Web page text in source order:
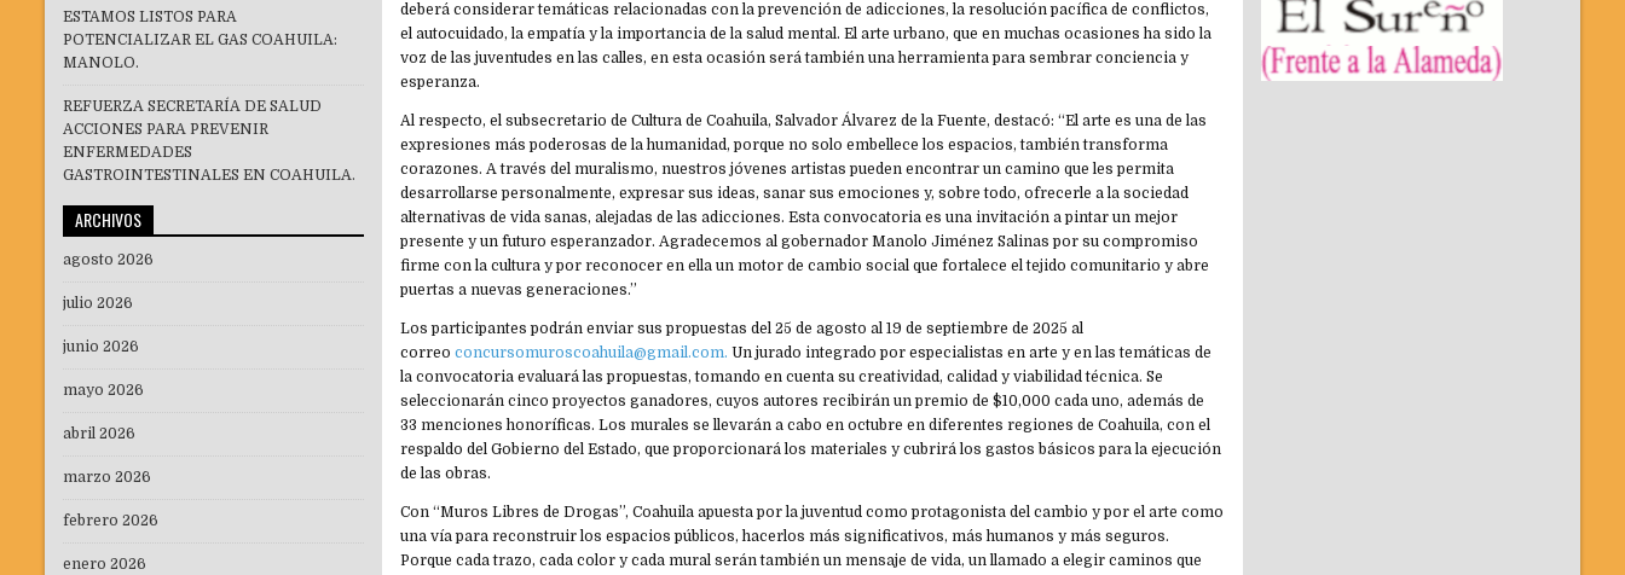
deberá considerar temáticas relacionadas con la prevención de adicciones, la resolución pacífica de conflictos,
el autocuidado, la empatía y la importancia de la salud mental. El arte urbano, que en muchas ocasiones ha sido la
voz de las juventudes en las calles, en esta ocasión será también una herramienta para sembrar conciencia y
esperanza.
Al respecto, el subsecretario de Cultura de Coahuila, Salvador Álvarez de la Fuente, destacó: “El arte es una de las
expresiones más poderosas de la humanidad, porque no solo embellece los espacios, también transforma
corazones. A través del muralismo, nuestros jóvenes artistas pueden encontrar un camino que les permita
desarrollarse personalmente, expresar sus ideas, sanar sus emociones y, sobre todo, ofrecerle a la sociedad
alternativas de vida sanas, alejadas de las adicciones. Esta convocatoria es una invitación a pintar un mejor
presente y un futuro esperanzador. Agradecemos al gobernador Manolo Jiménez Salinas por su compromiso
firme con la cultura y por reconocer en ella un motor de cambio social que fortalece el tejido comunitario y abre
puertas a nuevas generaciones.”
Los participantes podrán enviar sus propuestas del 25 de agosto al 19 de septiembre de 2025 al
correoconcursomuroscoahuila@gmail.com. Un jurado integrado por especialistas en arte y en las temáticas de
la convocatoria evaluará las propuestas, tomando en cuenta su creatividad, calidad y viabilidad técnica. Se
seleccionarán cinco proyectos ganadores, cuyos autores recibirán un premio de $10,000 cada uno, además de
33 menciones honoríficas. Los murales se llevarán a cabo en octubre en diferentes regiones de Coahuila, con el
respaldo del Gobierno del Estado, que proporcionará los materiales y cubrirá los gastos básicos para la ejecución
de las obras.
Con “Muros Libres de Drogas”, Coahuila apuesta por la juventud como protagonista del cambio y por el arte como
una vía para reconstruir los espacios públicos, hacerlos más significativos, más humanos y más seguros.
Porque cada trazo, cada color y cada mural serán también un mensaje de vida, un llamado a elegir caminos que
ESTAMOS LISTOS PARA
POTENCIALIZAR EL GAS COAHUILA:
MANOLO.
REFUERZA SECRETARÍA DE SALUD
ACCIONES PARA PREVENIR
ENFERMEDADES
GASTROINTESTINALES EN COAHUILA.
ARCHIVOS
agosto 2026
julio 2026
junio 2026
mayo 2026
abril 2026
marzo 2026
febrero 2026
enero 2026